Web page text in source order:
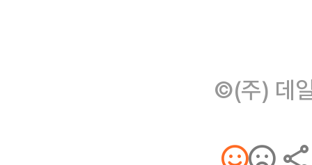
©(주) 데